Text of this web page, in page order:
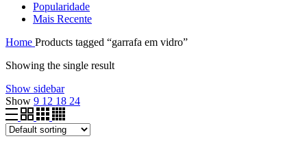
Popularidade
Mais Recente
Home Products tagged “garrafa em vidro”
Showing the single result
Show sidebar
Show 9 12 18 24